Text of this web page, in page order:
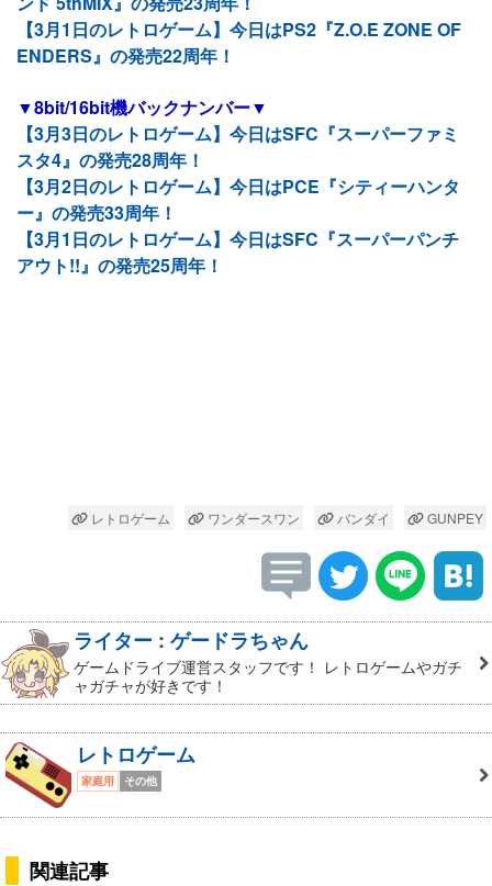
【3月1日のレトロゲーム】今日はPS2『Z.O.E ZONE OF
ENDERS』の発売22周年！
▼8bit/16bit機バックナンバー▼
【3月3日のレトロゲーム】今日はSFC『スーパーファミ
スタ4』の発売28周年！
【3月2日のレトロゲーム】今日はPCE『シティーハンタ
ー』の発売33周年！
【3月1日のレトロゲーム】今日はSFC『スーパーパンチ
アウト!!』の発売25周年！
レトロゲーム ワンダースワン バンダイ GUNPEY
ライター : ゲードラちゃん
ゲームドライブ運営スタッフです！ レトロゲームやガチ
ャガチャが好きです！
レトロゲーム
家庭用 その他
関連記事